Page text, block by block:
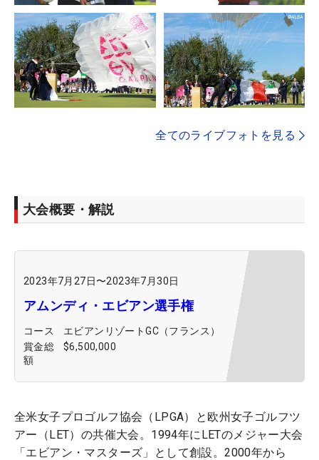
全てのライブフォトを見る
大会概要・解説
2023年7月27日〜2023年7月30日
アムンディ・エビアン選手権
コース
エビアンリゾートGC（フランス）
賞金総
額
$6,500,000
全米女子プロゴルフ協会（LPGA）と欧州女子ゴルフツ
アー（LET）の共催大会。1994年にLETのメジャー大会
「エビアン・マスターズ」として創設。2000年から